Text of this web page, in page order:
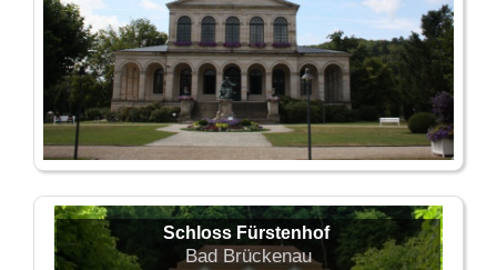
Schloss Fürstenhof
Bad Brückenau